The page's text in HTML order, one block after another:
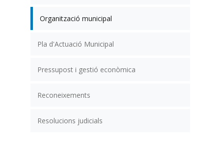
Organització municipal
Pla d'Actuació Municipal
Pressupost i gestió econòmica
Reconeixements
Resolucions judicials